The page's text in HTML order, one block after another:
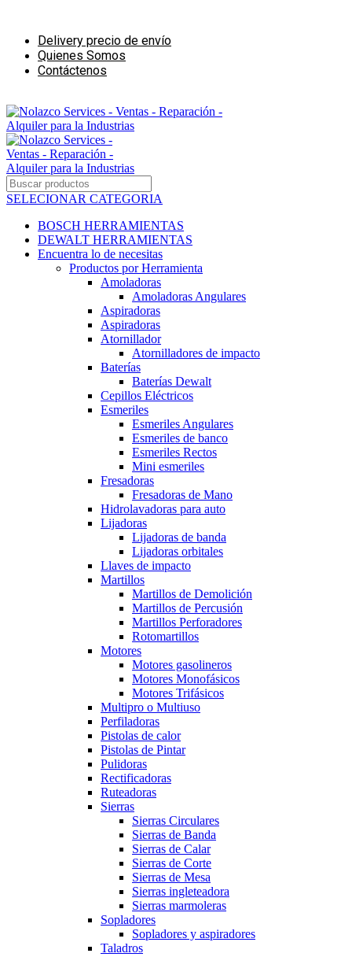
Delivery precio de envío
Quienes Somos
Contáctenos
SELECIONAR CATEGORIA
BOSCH HERRAMIENTAS
DEWALT HERRAMIENTAS
Encuentra lo de necesitas
Productos por Herramienta
Amoladoras
Amoladoras Angulares
Aspiradoras
Aspiradoras
Atornillador
Atornilladores de impacto
Baterías
Baterías Dewalt
Cepillos Eléctricos
Esmeriles
Esmeriles Angulares
Esmeriles de banco
Esmeriles Rectos
Mini esmeriles
Fresadoras
Fresadoras de Mano
Hidrolavadoras para auto
Lijadoras
Lijadoras de banda
Lijadoras orbitales
Llaves de impacto
Martillos
Martillos de Demolición
Martillos de Percusión
Martillos Perforadores
Rotomartillos
Motores
Motores gasolineros
Motores Monofásicos
Motores Trifásicos
Multipro o Multiuso
Perfiladoras
Pistolas de calor
Pistolas de Pintar
Pulidoras
Rectificadoras
Ruteadoras
Sierras
Sierras Circulares
Sierras de Banda
Sierras de Calar
Sierras de Corte
Sierras de Mesa
Sierras ingleteadora
Sierras marmoleras
Sopladores
Sopladores y aspiradores
Taladros